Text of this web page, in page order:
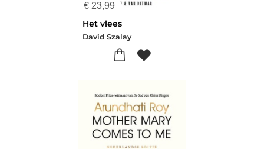
€ 23,99
Het vlees
David Szalay